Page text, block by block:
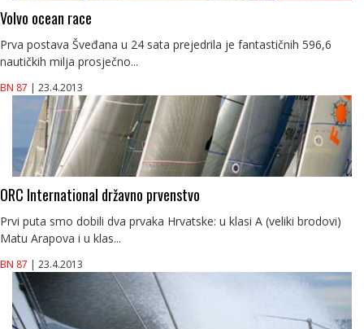
Volvo ocean race
Prva postava Šveđana u 24 sata prejedrila je fantastičnih 596,6
nautičkih milja prosječno...
BN 87 | 23.4.2013
ORC International državno prvenstvo
Prvi puta smo dobili dva prvaka Hrvatske: u klasi A (veliki brodovi)
Matu Arapova i u klas...
BN 87 | 23.4.2013